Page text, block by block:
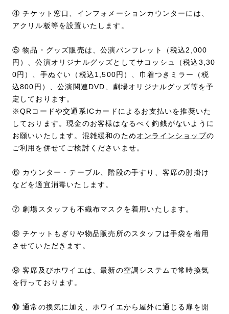
④ チケット窓口、インフォメーションカウンターには、
アクリル板等を設置いたします。
⑤ 物品・グッズ販売は、公演パンフレット（税込2,000
円）、公演オリジナルグッズとしてサコッシュ（税込3,30
0円）、手ぬぐい（税込1,500円）、巾着つきミラー（税
込800円）、公演関連DVD、劇場オリジナルグッズ等を予
定しております。
※QRコードや交通系ICカードによるお支払いを推奨いた
しております。現金のお客様はなるべく釣銭がないように
お願いいたします。混雑緩和のためオンラインショップの
ご利用を併せてご検討くださいませ。
⑥ カウンター・テーブル、階段の手すり、客席の肘掛け
などを適宜消毒いたします。
⑦ 劇場スタッフも不織布マスクを着用いたします。
⑧ チケットもぎりや物品販売所のスタッフは手袋を着用
させていただきます。
⑨ 客席及びホワイエは、最新の空調システムで常時換気
を行っております。
⑩ 通常の換気に加え、ホワイエから屋外に通じる扉を開